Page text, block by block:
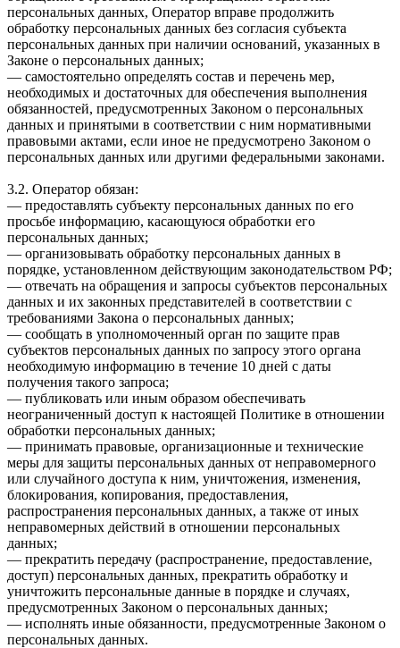
персональных данных, Оператор вправе продолжить
обработку персональных данных без согласия субъекта
персональных данных при наличии оснований, указанных в
Законе о персональных данных;
— самостоятельно определять состав и перечень мер,
необходимых и достаточных для обеспечения выполнения
обязанностей, предусмотренных Законом о персональных
данных и принятыми в соответствии с ним нормативными
правовыми актами, если иное не предусмотрено Законом о
персональных данных или другими федеральными законами.
3.2. Оператор обязан:
— предоставлять субъекту персональных данных по его
просьбе информацию, касающуюся обработки его
персональных данных;
— организовывать обработку персональных данных в
порядке, установленном действующим законодательством РФ;
— отвечать на обращения и запросы субъектов персональных
данных и их законных представителей в соответствии с
требованиями Закона о персональных данных;
— сообщать в уполномоченный орган по защите прав
субъектов персональных данных по запросу этого органа
необходимую информацию в течение 10 дней с даты
получения такого запроса;
— публиковать или иным образом обеспечивать
неограниченный доступ к настоящей Политике в отношении
обработки персональных данных;
— принимать правовые, организационные и технические
меры для защиты персональных данных от неправомерного
или случайного доступа к ним, уничтожения, изменения,
блокирования, копирования, предоставления,
распространения персональных данных, а также от иных
неправомерных действий в отношении персональных
данных;
— прекратить передачу (распространение, предоставление,
доступ) персональных данных, прекратить обработку и
уничтожить персональные данные в порядке и случаях,
предусмотренных Законом о персональных данных;
— исполнять иные обязанности, предусмотренные Законом о
персональных данных.